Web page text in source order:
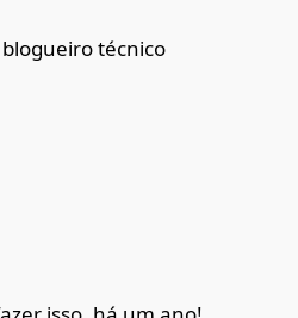
técnico